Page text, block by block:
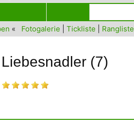
« Fotogalerie Tickliste Rangliste
(7)